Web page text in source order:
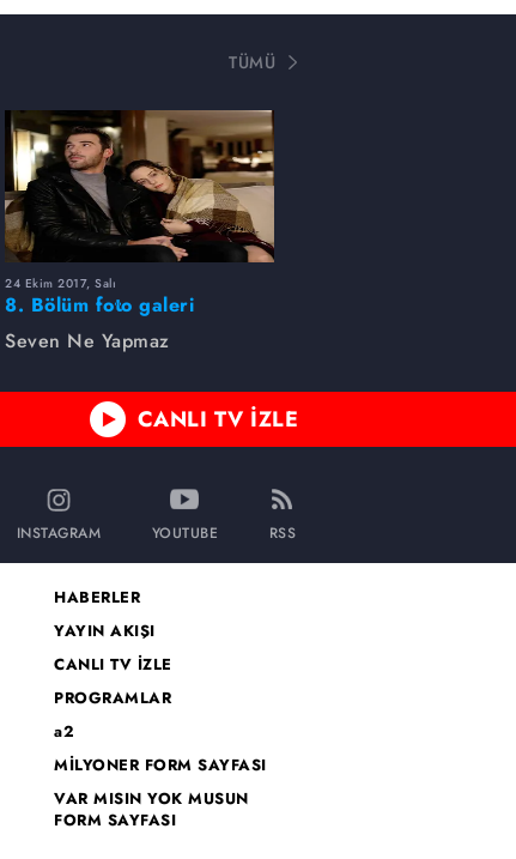
TÜMÜ
24 Ekim 2017, Salı
8. Bölüm foto galeri
Seven Ne Yapmaz
CANLI TV İZLE
INSTAGRAM YOUTUBE RSS
HABERLER
YAYIN AKIŞI
CANLI TV İZLE
PROGRAMLAR
a2
MİLYONER FORM SAYFASI
VAR MISIN YOK MUSUN
FORM SAYFASI